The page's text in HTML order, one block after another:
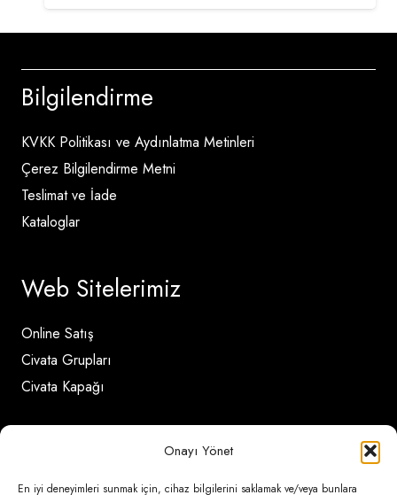
Onayı Yönet
En iyi deneyimleri sunmak için, cihaz bilgilerini saklamak ve/veya bunlara
Bilgilendirme
KVKK Politikası ve Aydınlatma Metinleri
Çerez Bilgilendirme Metni
Teslimat ve İade
Kataloglar
Web Sitelerimiz
Online Satış
Civata Grupları
Civata Kapağı
İletişim Detayları